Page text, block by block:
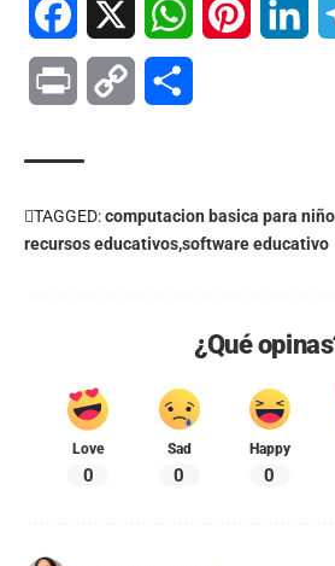
Facebook WhatsAppPinterest
Print Copy
TAGGED:computacion basica para
recursos educativossoftware educativo
¿Qué
Love
0
Sad
0
Happy
0